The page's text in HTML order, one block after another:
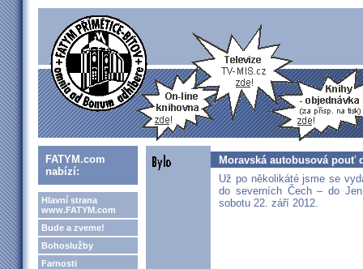
FATYM.com
nabízí:
Hlavní strana
www.FATYM.com
Bude a zveme!
Bohoslužby
Farnosti
Moravská autobusová pouť
Už po několikáté jsme se
do severních Čech – do
sobotu 22. září 2012.